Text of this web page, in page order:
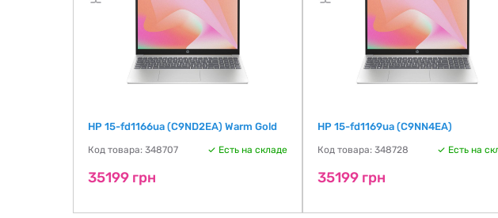
HP 15-fd1166ua (C9ND2EA) Warm Gold
Код товара: 348707 Есть на складе
35199 грн
HP 15-fd1169ua (C9NN4EA)
Код товара: 348728 Есть на
35199 грн